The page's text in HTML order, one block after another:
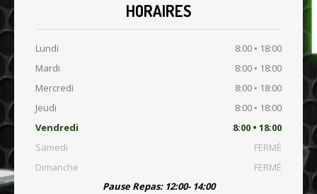
HORAIRES
Lundi
8:00 • 18:00
Mardi
8:00 • 18:00
Mercredi
8:00 • 18:00
Jeudi
8:00 • 18:00
Vendredi
8:00 • 18:00
Samedi
FERMÉ
Dimanche
FERMÉ
Pause Repas: 12:00- 14:00